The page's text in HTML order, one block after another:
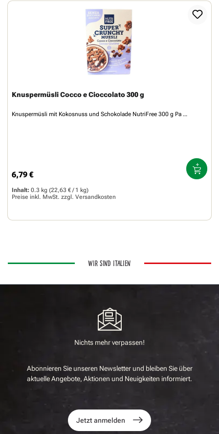
Knuspermüsli Cocco e Cioccolato 300 g
Knuspermüsli mit Kokosnuss und Schokolade NutriFree 300 g Pa ...
Regulärer Preis:
6,79 €
Inhalt: 0.3 kg (22,63 € / 1 kg)
Preise inkl. MwSt. zzgl. Versandkosten
WIR SIND ITALIEN
Nichts mehr verpassen!
Abonnieren Sie unseren Newsletter und bleiben Sie über
aktuelle Angebote, Aktionen und Neuigkeiten informiert.
Jetzt anmelden